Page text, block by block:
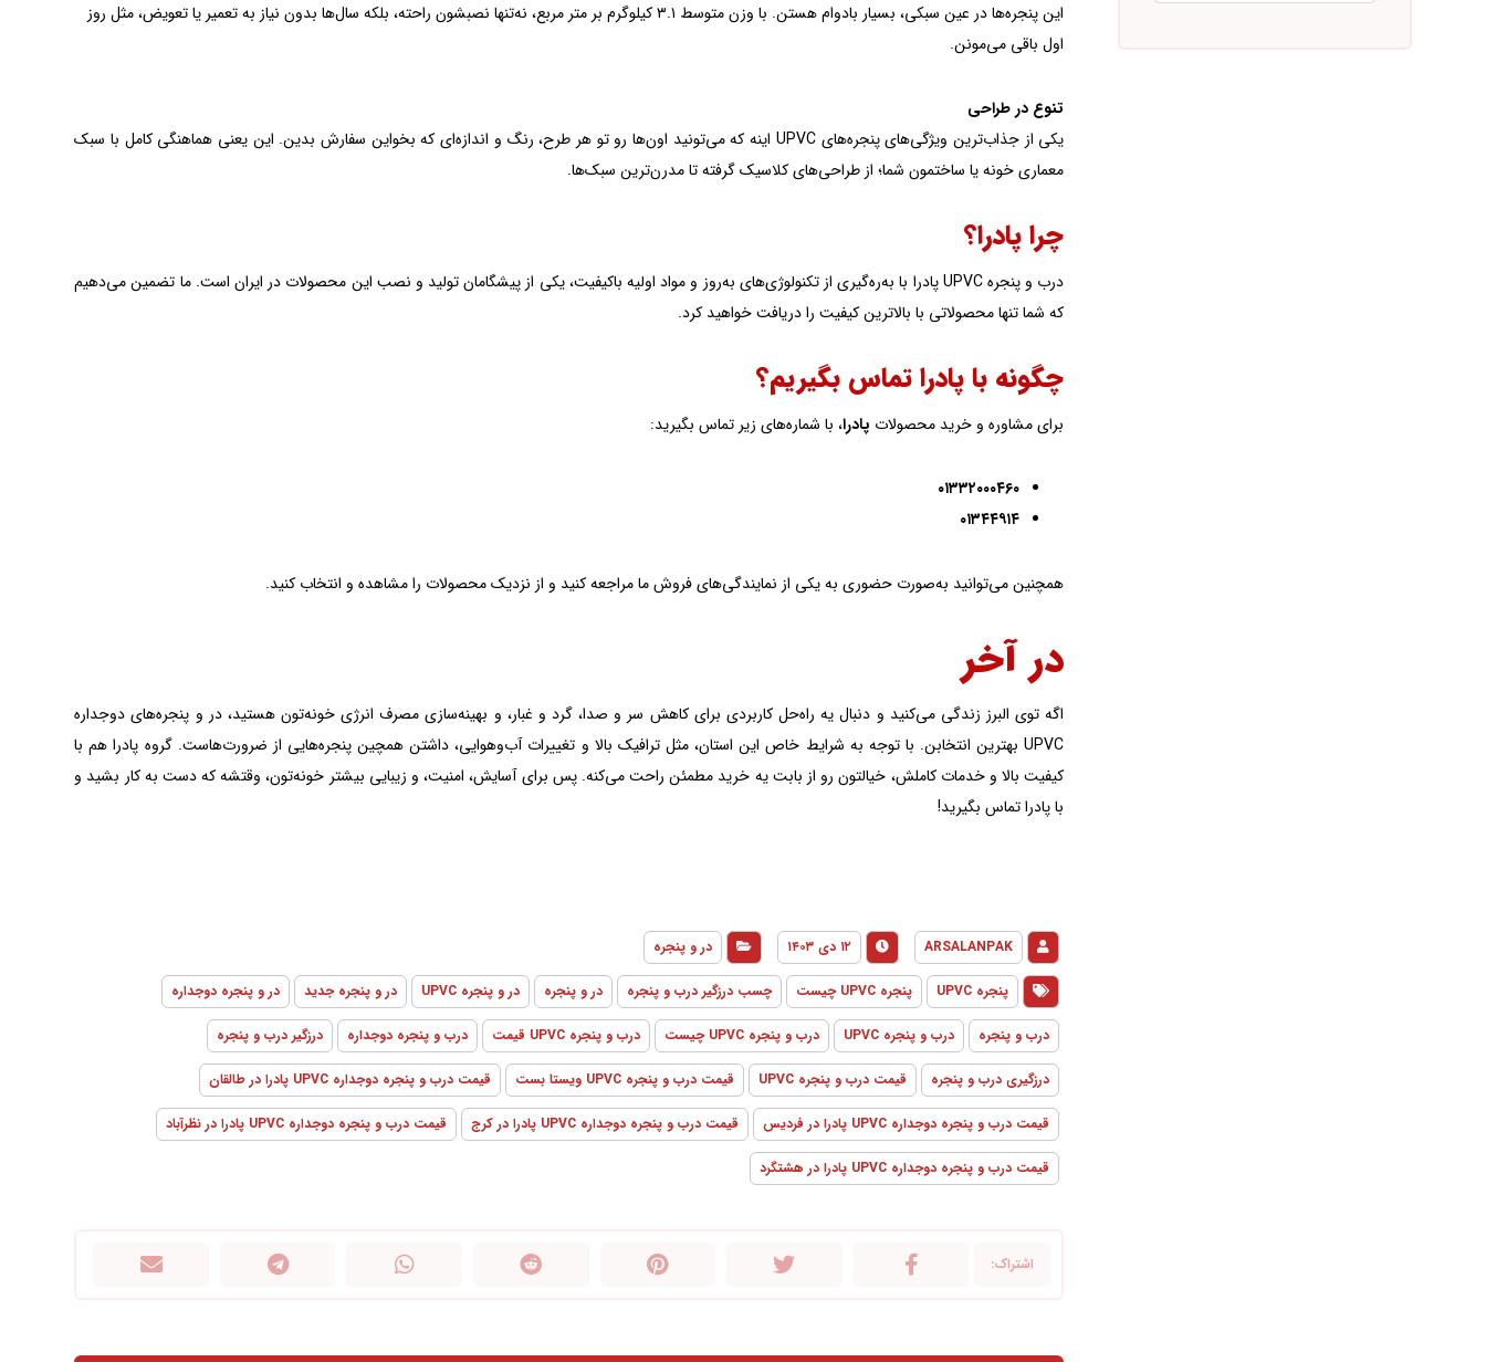
این پنجره‌ها در عین سبکی، بسیار بادوام هستن. با وزن متوسط ۳.۱ کیلوگرم بر متر مربع، نه‌تنها نصبشون راحته، بلکه سال‌ها بدون نیاز به تعمیر یا تعویض، مثل روز
اول باقی می‌مونن.
تنوع در طراحی
یکی از جذاب‌ترین ویژگی‌های پنجره‌های UPVC اینه که می‌تونید اون‌ها رو تو هر طرح، رنگ و اندازه‌ای که بخواین سفارش بدین. این یعنی هماهنگی کامل با سبک
معماری خونه یا ساختمون شما؛ از طراحی‌های کلاسیک گرفته تا مدرن‌ترین سبک‌ها.
چرا پادرا؟
درب و پنجره UPVC پادرا با به‌ره‌گیری از تکنولوژی‌های به‌روز و مواد اولیه باکیفیت، یکی از پیشگامان تولید و نصب این محصولات در ایران است. ما تضمین می‌دهیم
که شما تنها محصولاتی با بالاترین کیفیت را دریافت خواهید کرد.
چگونه با پادرا تماس بگیریم؟
برای مشاوره و خرید محصولات پادرا، با شماره‌های زیر تماس بگیرید:
۰۱۳۳۲۰۰۰۴۶۰
۰۱۳۴۴۹۱۴
همچنین می‌توانید به‌صورت حضوری به یکی از نمایندگی‌های فروش ما مراجعه کنید و از نزدیک محصولات را مشاهده و انتخاب کنید.
در آخر
اگه توی البرز زندگی می‌کنید و دنبال یه راه‌حل کاربردی برای کاهش سر و صدا، گرد و غبار، و بهینه‌سازی مصرف انرژی خونه‌تون هستید، در و پنجره‌های دوجداره
UPVC بهترین انتخابن. با توجه به شرایط خاص این استان، مثل ترافیک بالا و تغییرات آب‌وهوایی، داشتن همچین پنجره‌هایی از ضرورت‌هاست. گروه پادرا هم با
کیفیت بالا و خدمات کاملش، خیالتون رو از بابت یه خرید مطمئن راحت می‌کنه. پس برای آسایش، امنیت، و زیبایی بیشتر خونه‌تون، وقتشه که دست به کار بشید و
با پادرا تماس بگیرید!
ARSALANPAK ۱۲ دی ۱۴۰۳ در و پنجره
پنجره UPVC پنجره UPVC چیست چسب درزگیر درب و پنجره در و پنجره در و پنجره UPVC در و پنجره جدید در و پنجره دوجداره
درب و پنجره درب و پنجره UPVC درب و پنجره UPVC چیست درب و پنجره UPVC قیمت درب و پنجره دوجداره درزگیر درب و پنجره
درزگیری درب و پنجره قیمت درب و پنجره UPVC قیمت درب و پنجره UPVC ویستا بست قیمت درب و پنجره دوجداره UPVC پادرا در طالقان
قیمت درب و پنجره دوجداره UPVC پادرا در فردیس قیمت درب و پنجره دوجداره UPVC پادرا در کرج قیمت درب و پنجره دوجداره UPVC پادرا در نظرآباد
قیمت درب و پنجره دوجداره UPVC پادرا در هشتگرد